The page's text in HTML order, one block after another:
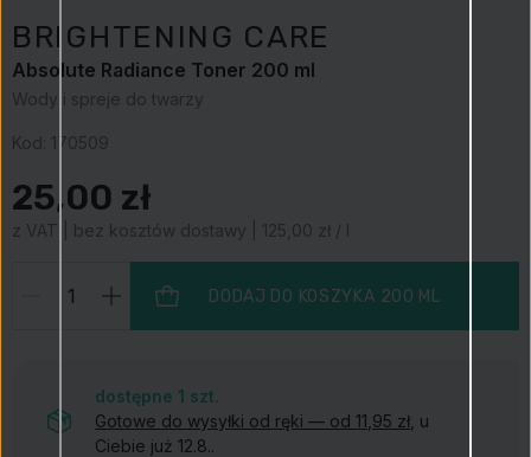
BRIGHTENING CARE
Absolute Radiance Toner 200 ml
Wody i spreje do twarzy
Kod: 170509
25,00 zł
z VAT | bez kosztów dostawy | 125,00 zł / l
DODAJ DO KOSZYKA 200 ML
dostępne 1 szt.
Gotowe do wysyłki od ręki — od 11,95 zł , u
Ciebie już 12.8..